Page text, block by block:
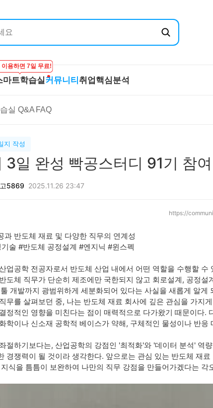
이용하면 7일 무료!
마트학습실 커뮤니티
실 Q&A FAQ
취업핵심분석
온라인 강의
스마트학습실 Q&A
FAQ
직
합
지 작성
3일 완성 빡공스터디 91기 참
5869 2025.11.26 23:47
https://
과 반도체 재료 및 다양한 직무의 연계성
술 #반도체 공정설계 #엔지닉 #윈스펙
업공학 전공자로서 반도체 산업 내에서 어떤 역할을 수행할
도체 직무가 단순히 제조에만 국한되지 않고 회로설계, 공정
개발까지 광범위하게 세분화되어 있다는 사실을 새롭게 알게
무를 살펴보던 중, 나는 반도체 재료 회사에 깊은 관심을 가지
정적인 영향을 미친다는 점이 매력적으로 다가왔기 때문이다.
학이나 신소재 공학적 베이스가 약해, 구체적인 물성이나 반
절하기보다는, 산업공학의 강점인 '최적화'와 '데이터 분석' 역
경쟁력이 될 것이라 생각한다. 앞으로는 관심 있는 반도체 재
식을 틈틈이 보완하여 나만의 직무 강점을 만들어가겠다는 각